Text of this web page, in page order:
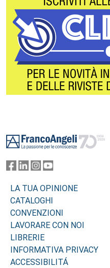
LA TUA OPINIONE
CATALOGHI
CONVENZIONI
LAVORARE CON NOI
LIBRERIE
INFORMATIVA PRIVACY
ACCESSIBILITÁ